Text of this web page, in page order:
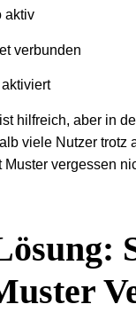
aktiv
verbunden
hilfreich, aber in
viele Nutzer trotz
Muster vergessen